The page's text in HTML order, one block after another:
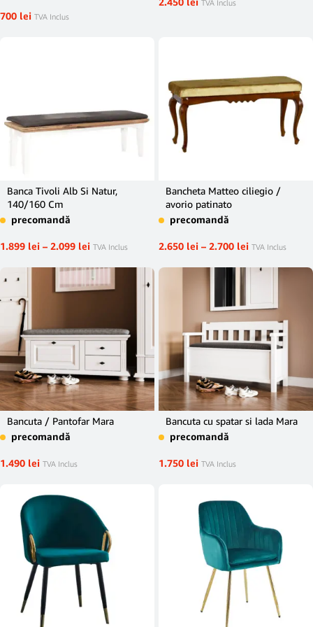
700 lei TVA Inclus
TVA Inclus
Banca Tivoli Alb Si Natur,
140/160 Cm
precomandă
1.899 lei – 2.099 lei TVA Inclus
Bancheta Matteo ciliegio /
avorio patinato
precomandă
2.650 lei – 2.700 lei TVA Inclus
Bancuta / Pantofar Mara
precomandă
1.490 lei TVA Inclus
Bancuta cu spatar si lada Mara
precomandă
1.750 lei TVA Inclus